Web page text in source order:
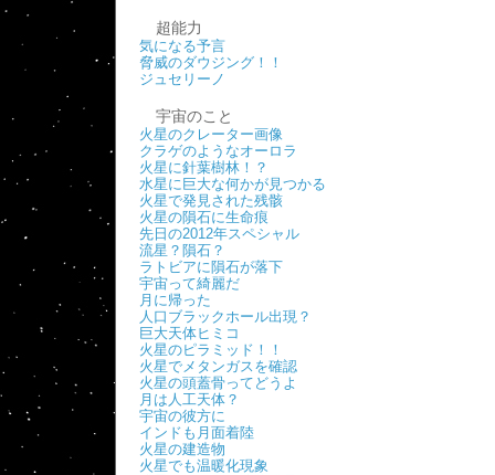
超能力
気になる予言
脅威のダウジング！！
ジュセリーノ
宇宙のこと
火星のクレーター画像
クラゲのようなオーロラ
火星に針葉樹林！？
水星に巨大な何かが見つかる
火星で発見された残骸
火星の隕石に生命痕
先日の2012年スペシャル
流星？隕石？
ラトビアに隕石が落下
宇宙って綺麗だ
月に帰った
人口ブラックホール出現？
巨大天体ヒミコ
火星のピラミッド！！
火星でメタンガスを確認
火星の頭蓋骨ってどうよ
月は人工天体？
宇宙の彼方に
インドも月面着陸
火星の建造物
火星でも温暖化現象